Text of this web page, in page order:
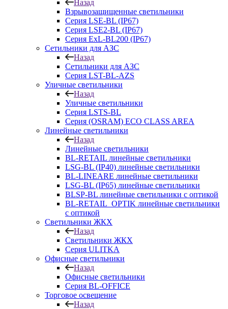
Назад
Взрывозащищенные светильники
Серия LSE-BL (IP67)
Серия LSE2-BL (IP67)
Серия ExL-BL200 (IP67)
Сетильники для АЗС
Назад
Сетильники для АЗС
Серия LST-BL-AZS
Уличные светильники
Назад
Уличные светильники
Серия LSTS-BL
Серия (ОSRAM) ECO CLASS AREA
Линейные светильники
Назад
Линейные светильники
BL-RETAIL линейные светильники
LSG-BL (IP40) линейные светильники
BL-LINEARE линейные светильники
LSG-BL (IP65) линейные светильники
BLSP-BL линейные светильники с оптикой
BL-RETAIL_OPTIK линейные светильники
с оптикой
Светильники ЖКХ
Назад
Светильники ЖКХ
Серия ULITKA
Офисные светильники
Назад
Офисные светильники
Серия BL-OFFICE
Торговое освещение
Назад